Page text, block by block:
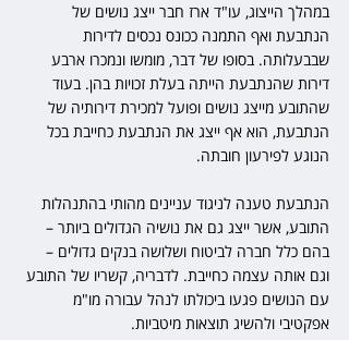
במהלך הייצוג, עו"ד ארז חבר ייצג נושים של
הנתבעת ואף התמנה ככונס נכסים לדירות
שבבעלותה. בסופו של דבר, מומשו ונמכרו ארבע
דירות שהנתבעת הייתה בעלת זכויות בהן. בעוד
שהתובע מייצג נושים ופועל למכירת דירותיה של
הנתבעת, הוא אף ייצג את הנתבעת כחייבת בכל
הנוגע לפירעון חובתה.
הנתבעת טענה לניגוד עניינים מהותי בהתנהלות
התובע, אשר ייצג גם את נושיה הגדולים ביותר –
בהם כלל חברה לביטוח ושלושה בנקים גדולים –
וגם אותה עצמה כחייבת. לדבריה, קשריו של התובע
עם הנושים פגעו ביכולתו לנהל עבורה מו"מ
אפקטיבי ולהשיג תוצאות מיטביות.